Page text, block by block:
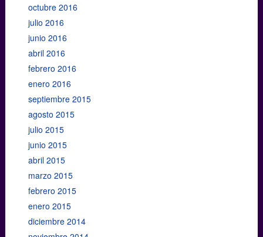
octubre 2016
julio 2016
junio 2016
abril 2016
febrero 2016
enero 2016
septiembre 2015
agosto 2015
julio 2015
junio 2015
abril 2015
marzo 2015
febrero 2015
enero 2015
diciembre 2014